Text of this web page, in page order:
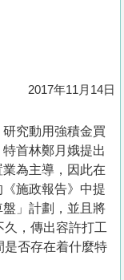
2017年11月14日
研究動用強積金買
首林鄭月娥提出
為主導，因此在
施政報告》中提
」計劃，並且將
久，傳出容許打工
是否存在着什麼特